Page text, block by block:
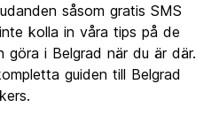
9.2
såsom gratis SMS
kolla in våra tips på de
i Belgrad när du är där.
guiden till Belgrad